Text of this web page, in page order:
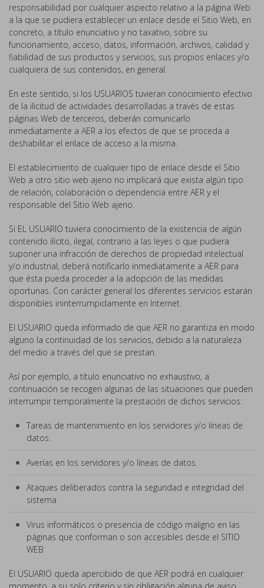
responsabilidad por cualquier aspecto relativo a la página Web
a la que se pudiera establecer un enlace desde el Sitio Web, en
concreto, a título enunciativo y no taxativo, sobre su
funcionamiento, acceso, datos, información, archivos, calidad y
fiabilidad de sus productos y servicios, sus propios enlaces y/o
cualquiera de sus contenidos, en general.
En este sentido, si los USUARIOS tuvieran conocimiento efectivo
de la ilicitud de actividades desarrolladas a través de estas
páginas Web de terceros, deberán comunicarlo
inmediatamente a AER a los efectos de que se proceda a
deshabilitar el enlace de acceso a la misma.
El establecimiento de cualquier tipo de enlace desde el Sitio
Web a otro sitio web ajeno no implicará que exista algún tipo
de relación, colaboración o dependencia entre AER y el
responsable del Sitio Web ajeno.
Si EL USUARIO tuviera conocimiento de la existencia de algún
contenido ilícito, ilegal, contrario a las leyes o que pudiera
suponer una infracción de derechos de propiedad intelectual
y/o industrial, deberá notificarlo inmediatamente a AER para
que ésta pueda proceder a la adopción de las medidas
oportunas. Con carácter general los diferentes servicios estarán
disponibles ininterrumpidamente en Internet.
El USUARIO queda informado de que AER no garantiza en modo
alguno la continuidad de los servicios, debido a la naturaleza
del medio a través del que se prestan.
Así por ejemplo, a título enunciativo no exhaustivo, a
continuación se recogen algunas de las situaciones que pueden
interrumpir temporalmente la prestación de dichos servicios:
Tareas de mantenimiento en los servidores y/o líneas de
datos.
Averías en los servidores y/o líneas de datos.
Ataques deliberados contra la seguridad e integridad del
sistema
Virus informáticos o presencia de código maligno en las
páginas que conforman o son accesibles desde el SITIO
WEB
El USUARIO queda apercibido de que AER podrá en cualquier